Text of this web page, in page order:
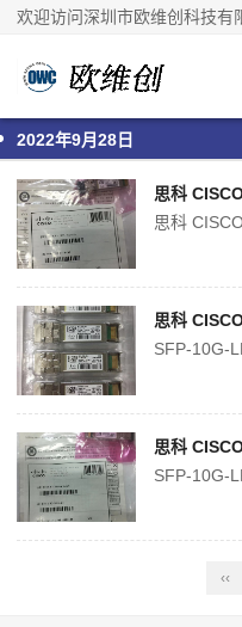
欢迎访问深圳市欧维创科技有
2022年9月28日
思科
思科
思科
‹‹